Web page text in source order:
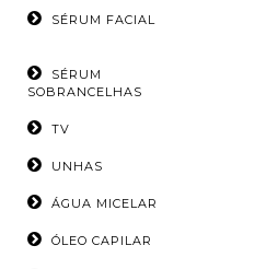
SÉRUM FACIAL
SÉRUM
SOBRANCELHAS
TV
UNHAS
ÁGUA MICELAR
ÓLEO CAPILAR